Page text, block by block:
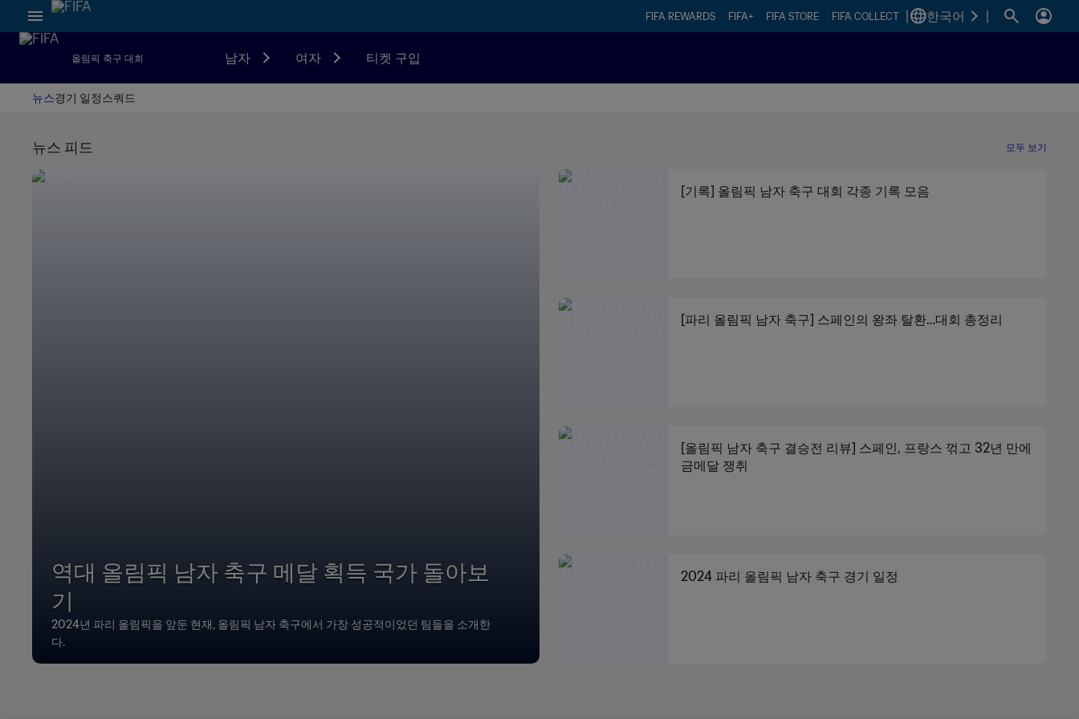
FIFA REWARDS FIFA+ FIFA STORE FIFA COLLECT 한국어
올림픽 축구 대회 남자 여자 티켓 구입
뉴스경기 일정스쿼드
뉴스 피드 모두 보기
역대 올림픽 남자 축구 메달 획득 국가 돌아보
기
2024년 파리 올림픽을 앞둔 현재, 올림픽 남자 축구에서 가장 성공적이었던 팀들을 소개한
다.
[기록] 올림픽 남자 축구 대회 각종 기록 모음
[파리 올림픽 남자 축구] 스페인의 왕좌 탈환…대회 총정리
[올림픽 남자 축구 결승전 리뷰] 스페인, 프랑스 꺾고 32년 만에
금메달 쟁취
2024 파리 올림픽 남자 축구 경기 일정